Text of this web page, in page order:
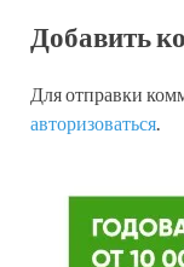
Добавить
Для отправки
авторизоваться